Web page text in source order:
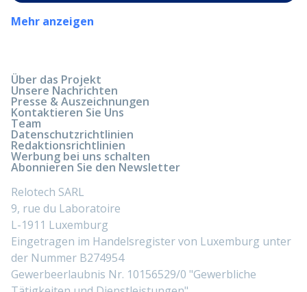
Mehr anzeigen
Über das Projekt
Unsere Nachrichten
Presse & Auszeichnungen
Kontaktieren Sie Uns
Team
Datenschutzrichtlinien
Redaktionsrichtlinien
Werbung bei uns schalten
Abonnieren Sie den Newsletter
Relotech SARL
9, rue du Laboratoire
L-1911 Luxemburg
Eingetragen im Handelsregister von Luxemburg unter
der Nummer B274954
Gewerbeerlaubnis Nr. 10156529/0 "Gewerbliche